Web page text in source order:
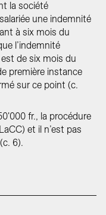
la société
une indemnité
à six mois du
l’indemnité
est de six mois du
première instance
sur ce point (c.
fr., la procédure
et il n’est pas
6).